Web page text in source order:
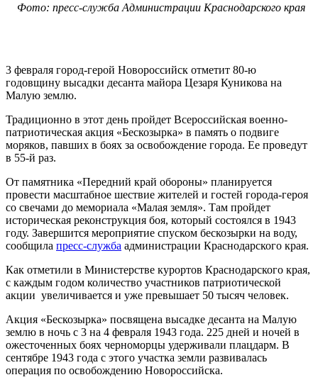
Фото: пресс-служба Администрации Краснодарского края
3 февраля город-герой Новороссийск отметит 80-ю
годовщину высадки десанта майора Цезаря Куникова на
Малую землю.
Традиционно в этот день пройдет Всероссийская военно-
патриотическая акция «Бескозырка» в память о подвиге
моряков, павших в боях за освобождение города. Ее проведут
в 55-й раз.
От памятника «Передний край обороны» планируется
провести масштабное шествие жителей и гостей города-героя
со свечами до мемориала «Малая земля». Там пройдет
историческая реконструкция боя, который состоялся в 1943
году. Завершится мероприятие спуском бескозырки на воду,
сообщила пресс-служба администрации Краснодарского края.
Как отметили в Министерстве курортов Краснодарского края,
с каждым годом количество участников патриотической
акции увеличивается и уже превышает 50 тысяч человек.
Акция «Бескозырка» посвящена высадке десанта на Малую
землю в ночь с 3 на 4 февраля 1943 года. 225 дней и ночей в
ожесточенных боях черноморцы удерживали плацдарм. В
сентябре 1943 года с этого участка земли развивалась
операция по освобождению Новороссийска.